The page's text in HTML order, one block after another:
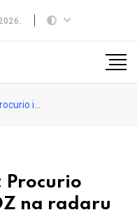
HDZ na radaru
Procurio
na radaru